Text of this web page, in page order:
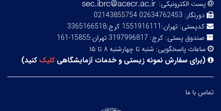
پست الکترونیکی:
دورنگار: 02634762453 02143855754
کدپستی: تهران:1551916111 کرج:3365166518
صندوق پستی: کرج: 3197996817 تهران:15855-161
ساعات پاسخگویی: شنبه تا چهارشنبه ۸ تا ۱۵
(برای سفارش نمونه زیستی و خدمات آزمایشگاهیکلیککنید)
تماس با ما